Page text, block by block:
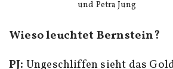
und Petra Jung
Wieso leuchtet Bernstein?
PJ: Ungeschliffen sieht das